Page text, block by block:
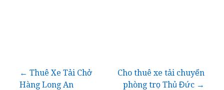
Điều
← Thuê Xe Tải Chở
Hàng Long An
Cho thuê xe tải chuyển
phòng trọ Thủ Đức →